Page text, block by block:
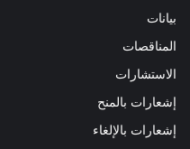
بيانات
المناقصات
الاستشارات
إشعارات بالمنح
إشعارات بالإلغاء